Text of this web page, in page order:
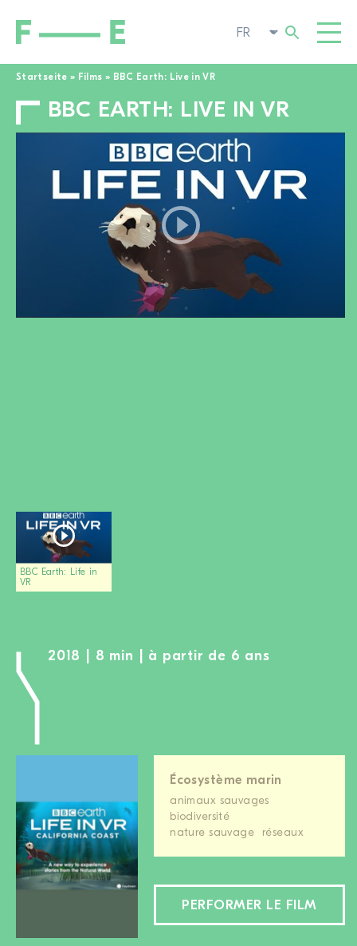
Startseite » Films » BBC Earth: Live in VR
BBC EARTH: LIVE IN VR
BBC Earth: Life in
VR
2018 | 8 min | à partir de 6 ans
Écosystème marin
animaux sauvages
biodiversité
nature sauvage
réseaux
PERFORMER LE FILM
FILMS
FESTIVAL
CINÉMA POP-UP
ENGAGEMENT
ACTUALITÉS
A PROPOS DE NOUS
Médias
Kits de film
Login
Rechercher :
À LA RECHERCHE DE FILMS